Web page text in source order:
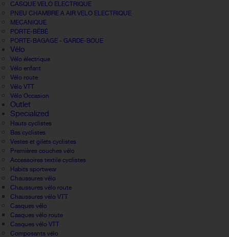
CASQUE VELO ELECTRIQUE
PNEU CHAMBRE A AIR VELO ELECTRIQUE
MECANIQUE
PORTE-BÉBÉ
PORTE-BAGAGE - GARDE-BOUE
Vélo
Vélo électrique
Vélo enfant
Vélo route
Vélo VTT
Vélo Occasion
Outlet
Specialized
Hauts cyclistes
Bas cyclistes
Vestes et gilets cyclistes
Premières couches vélo
Accessoires textile cyclistes
Habits sportwear
Chaussures vélo
Chaussures vélo route
Chaussures vélo VTT
Casques vélo
Casques vélo route
Casques vélo VTT
Composants vélo